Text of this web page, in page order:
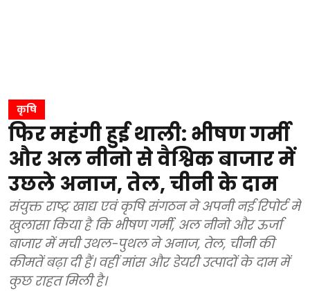
कृषि
फिर महंगी हुई थाली: भीषण गर्मी
और अल नीनो से वैश्विक बाजार में
उछले अनाज, तेल, चीनी के दाम
संयुक्त राष्ट्र खाद्य एवं कृषि संगठन ने अपनी नई रिपोर्ट में
खुलासा किया है कि भीषण गर्मी, अल नीनो और ऊर्जा
बाजार में मची उथल-पुथल ने अनाज, तेल, चीनी की
कीमतें बढ़ा दी हैं। वहीं मांस और डेयरी उत्पादों के दाम में
कुछ राहत मिली है।